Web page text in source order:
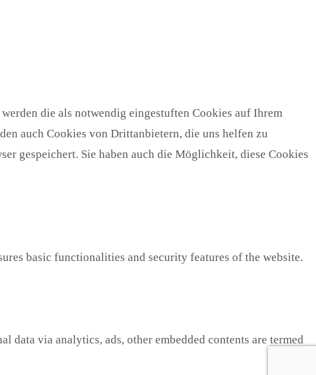
die als notwendig eingestuften Cookies auf Ihrem
auch Cookies von Drittanbietern, die uns helfen zu
gespeichert. Sie haben auch die Möglichkeit, diese Cookies
basic functionalities and security features of the website.
via analytics, ads, other embedded contents are termed